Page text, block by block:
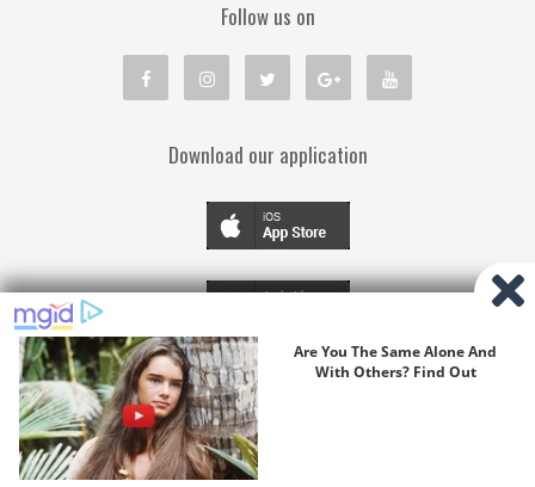
Follow us on
Download our application
TENTANG KAMI PEDOMAN MEDIA SIBER
DISCLAIMER
© Copyright 2019cmbcindonesia.com